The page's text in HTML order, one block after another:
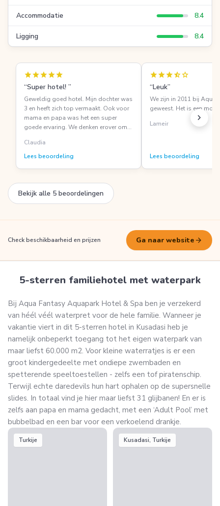
Accommodatie 8.4
Ligging 8.4
starstarstarstarstar
“Super hotel! ”
Geweldig goed hotel. Mijn dochter was
3 en heeft zich top vermaakt. Ook voor
mama en papa was het een super
goede ervaring. We denken erover om
Claudia
Lees beoordeling
starstarstarstar_halfstar
“Leuk”
We zijn in 2011 bij Aqua
geweest. Het is een
Lameir
Lees beoordeling
chevron_right
Bekijk alle 5 beoordelingen
Check beschikbaarheid en prijzen Ga naar website arrow_forward
5-sterren familiehotel met waterpark
Bij Aqua Fantasy Aquapark Hotel & Spa ben je verzekerd
van héél véél waterpret voor de hele familie. Wanneer je
vakantie viert in dit 5-sterren hotel in Kusadasi heb je
namelijk onbeperkt toegang tot het eigen waterpark van
maar liefst 60.000 m2. Voor kleine waterratjes is er een
groot kindergedeelte met ondiepe zwembaden en
spetterende speeltoestellen - zelfs een tof piratenschip.
Terwijl echte daredevils hun hart ophalen op de supersnelle
slides. In totaal vind je hier maar liefst 31 glijbanen! En er is
zelfs aan papa en mama gedacht, met een ‘Adult Pool’ met
bubbelbad en een bar voor een verkoelend drankje.
Turkije Kusadasi, Turkije